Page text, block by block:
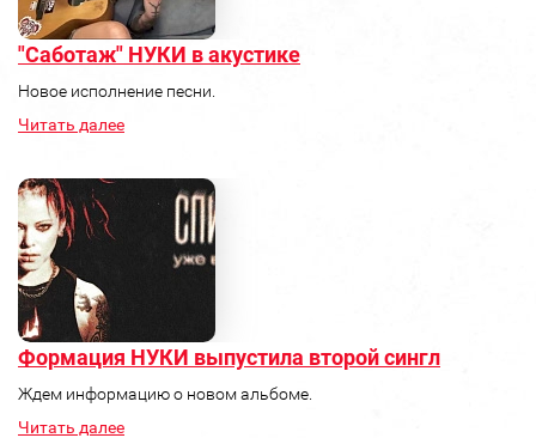
"Саботаж" НУКИ в акустике
Новое исполнение песни.
Читать далее
Формация НУКИ выпустила второй сингл
Ждем информацию о новом альбоме.
Читать далее